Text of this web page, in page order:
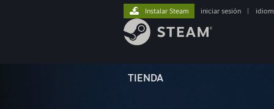
TIENDA
Instalar Steam iniciar sesión